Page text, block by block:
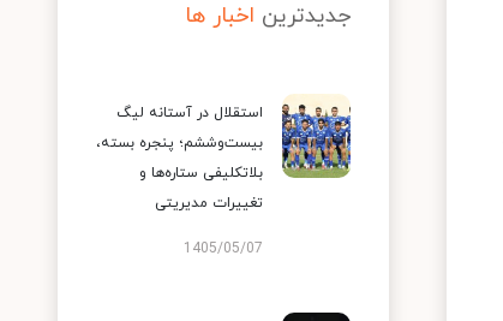
جدیدترین اخبار ها
استقلال در آستانه لیگ
بیست‌وششم؛ پنجره بسته،
بلاتکلیفی ستاره‌ها و
تغییرات مدیریتی
1405/05/07